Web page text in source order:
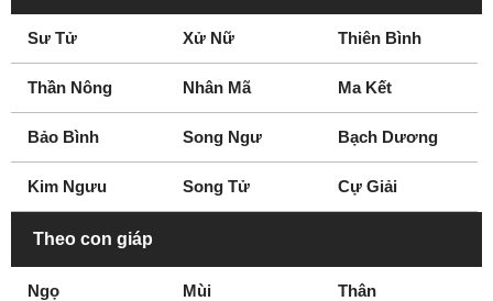
Sư Tử Xử Nữ Thiên Bình
Thần Nông Nhân Mã Ma Kết
Bảo Bình Song Ngư Bạch Dương
Kim Ngưu Song Tử Cự Giải
Theo con giáp
Ngọ Mùi Thân